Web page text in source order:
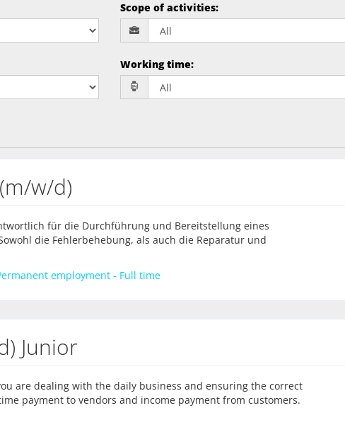
Scope of activities:
Working time:
w/d)
für die Durchführung und Bereitstellung eines
die Fehlerbehebung, als auch die Reparatur und
employment - Full time
Junior
are dealing with the daily business and ensuring the correct
payment to vendors and income payment from customers.